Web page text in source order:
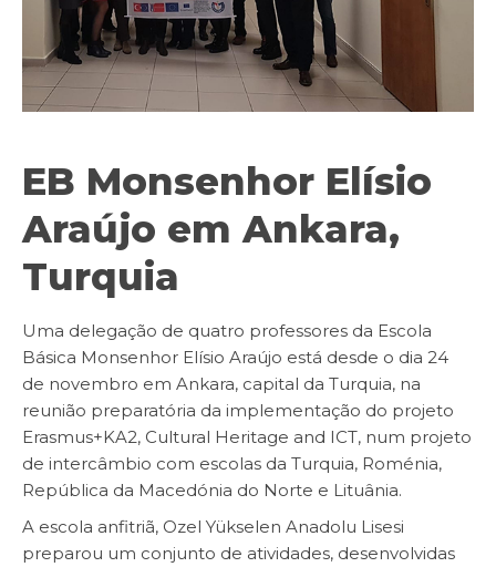
EB Monsenhor Elísio
Araújo em Ankara,
Turquia
Uma delegação de quatro professores da Escola
Básica Monsenhor Elísio Araújo está desde o dia 24
de novembro em Ankara, capital da Turquia, na
reunião preparatória da implementação do projeto
Erasmus+KA2, Cultural Heritage and ICT, num projeto
de intercâmbio com escolas da Turquia, Roménia,
República da Macedónia do Norte e Lituânia.
A escola anfitriã, Ozel Yükselen Anadolu Lisesi
preparou um conjunto de atividades, desenvolvidas